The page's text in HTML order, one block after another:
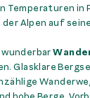
Temperaturen in
Alpen auf
wunderbar
Glasklare